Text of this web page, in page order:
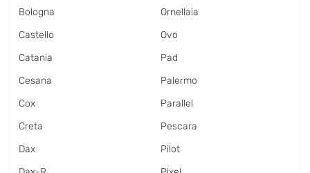
Bologna
Castello
Catania
Cesana
Cox
Creta
Dax
Ornellaia
Ovo
Pad
Palermo
Parallel
Pescara
Pilot